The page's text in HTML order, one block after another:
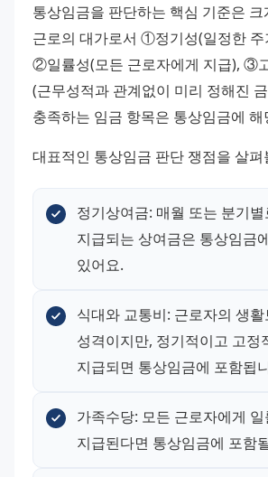
통상임금을 판단하는 핵심 기준은
근로의 대가로서 ①정기성(일정한 주
②일률성(모든 근로자에게 지급), ③
(근무성적과 관계없이 미리 정해진
충족하는 임금 항목은 통상임금에 해
대표적인 통상임금 판단 쟁점을 살펴
정기상여금: 매월 또는 분기
지급되는 상여금은 통상임금
있어요.
식대와 교통비: 근로자의 생활
성격이지만, 정기적이고 고정
지급되면 통상임금에 포함됩
가족수당: 모든 근로자에게
지급된다면 통상임금에 포함